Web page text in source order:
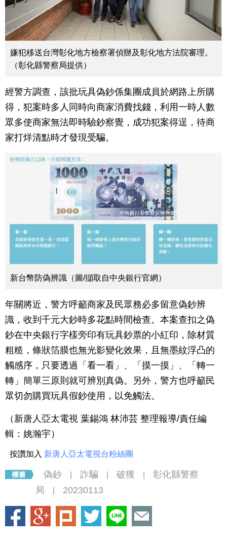
嫌犯移送台灣彰化地方檢察署偵辦及彰化地方法院審理。
（彰化縣警察局提供）
經警方調查，該批玩具偽鈔係集團成員於網路上所購
得，犯案時多人同時向商家消費找錢，利用一時人數
眾多使商家無法即時驗鈔察覺，成功犯案得逞，待商
家打烊清點時才發現受騙。
新台幣防偽辨識（圖/擷取自中央銀行官網）
年關將近，警方呼籲商家及民眾務必多留意偽鈔辨
識，收到千元大鈔時多花點時間檢查。本案查扣之偽
鈔在中央銀行字樣旁印有玩具鈔票的小紅印，除材質
粗糙，條狀箔膜也無光影變化效果，且無墨紋浮凸的
觸感序，只要透過「看一看」、「摸一摸」、「轉一
轉」簡單三原則就可辨別真偽。另外，警方也呼籲民
眾切勿購買玩具假鈔使用，以免觸法。
（新唐人亞太電視 葉錫鴻 林沛芸 整理報導/責任編
輯：姚瀚宇）
按讚加入 新唐人亞太電視台粉絲團
偽鈔 詐騙 破獲
彰化縣警察
局
20230113